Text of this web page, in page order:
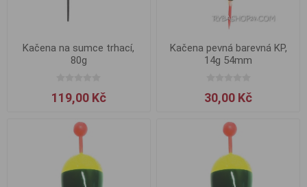
Kačena na sumce trhací,
80g
119,00 Kč
Kačena pevná barevná KP,
14g 54mm
30,00 Kč